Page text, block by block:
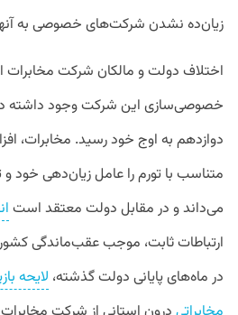
زیان‌ده نشدن شرکت‌های خصوصی به
اختلاف دولت و مالکان شرکت مخابرات
خصوصی‌سازی این شرکت وجود داشته
دوازدهم به اوج خود رسید. مخابرات،
متناسب با تورم را عامل زیان‌دهی خود
می‌داند و در مقابل دولت معتقد است
ارتباطات ثابت، موجب عقب‌ماندگی
در ماه‌های پایانی دولت گذشته، لایحه